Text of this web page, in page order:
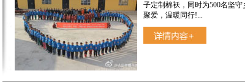
子定制棉袄，同时为500名坚
聚爱，温暖同行!...